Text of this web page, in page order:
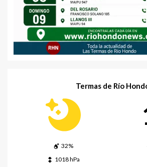
Termas de Río
32%
1018 hPa